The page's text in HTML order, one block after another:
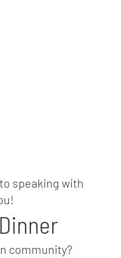
speaking with
community?